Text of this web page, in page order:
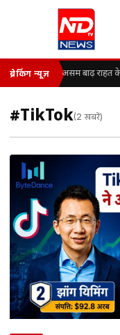
ब्रेकिंग न्यूज़ असम बाढ़ राहत
#TikTok(2 खबरें)